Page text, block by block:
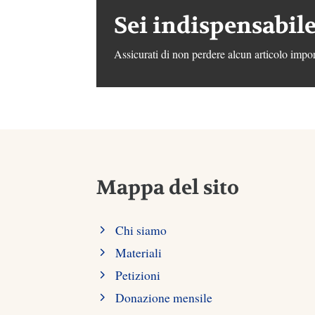
Sei
Assicurati di non perdere alcun articolo
Mappa del sito
Chi siamo
Materiali
Petizioni
Donazione mensile